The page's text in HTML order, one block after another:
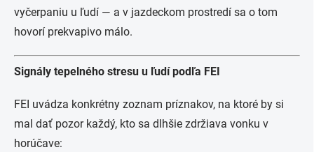
vyčerpaniu u ľudí — a v jazdeckom prostredí sa o tom
hovorí prekvapivo málo.
Signály tepelného stresu u ľudí podľa FEI
FEI uvádza konkrétny zoznam príznakov, na ktoré by si
mal dať pozor každý, kto sa dlhšie zdržiava vonku v
horúčave: